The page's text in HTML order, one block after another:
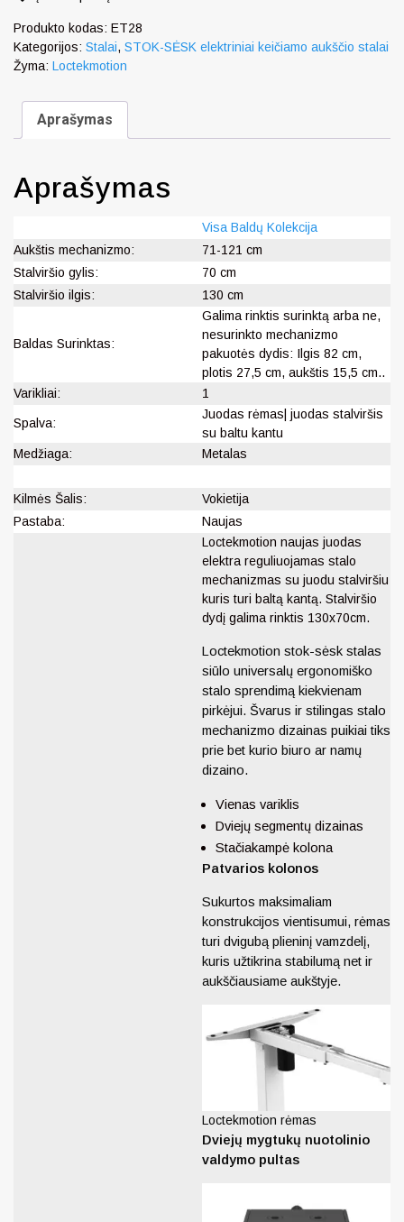
Produkto kodas: ET28
Kategorijos: Stalai, STOK-SĖSK elektriniai keičiamo aukščio stalai
Žyma: Loctekmotion
Aprašymas
Aprašymas
Visa Baldų Kolekcija
Aukštis mechanizmo:
71-121 cm
Stalviršio gylis:
70 cm
Stalviršio ilgis:
130 cm
Baldas Surinktas:
Galima rinktis surinktą arba ne,
nesurinkto mechanizmo
pakuotės dydis: Ilgis 82 cm,
plotis 27,5 cm, aukštis 15,5 cm..
Varikliai:
1
Spalva:
Juodas rėmas| juodas stalviršis
su baltu kantu
Medžiaga:
Metalas
Kilmės Šalis:
Vokietija
Pastaba:
Naujas
Loctekmotion naujas juodas
elektra reguliuojamas stalo
mechanizmas su juodu stalviršiu
kuris turi baltą kantą. Stalviršio
dydį galima rinktis 130x70cm.
Loctekmotion stok-sėsk stalas
siūlo universalų ergonomiško
stalo sprendimą kiekvienam
pirkėjui. Švarus ir stilingas stalo
mechanizmo dizainas puikiai tiks
prie bet kurio biuro ar namų
dizaino.
Vienas variklis
Dviejų segmentų dizainas
Stačiakampė kolona
Patvarios kolonos
Sukurtos maksimaliam
konstrukcijos vientisumui, rėmas
turi dvigubą plieninį vamzdelį,
kuris užtikrina stabilumą net ir
aukščiausiame aukštyje.
Loctekmotion rėmas
Dviejų mygtukų nuotolinio
valdymo pultas